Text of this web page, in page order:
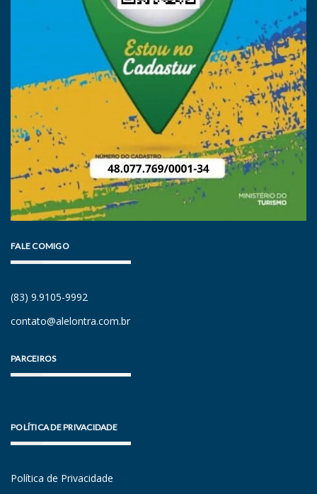
FALE COMIGO
(83) 9.9105-9992
contato@alelontra.com.br
PARCEIROS
POLÍTICA DE PRIVACIDADE
Política de Privacidade